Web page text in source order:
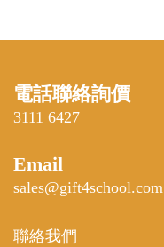
電話聯絡詢價
3111 6427
Email
sales@gift4school.com
聯絡我們